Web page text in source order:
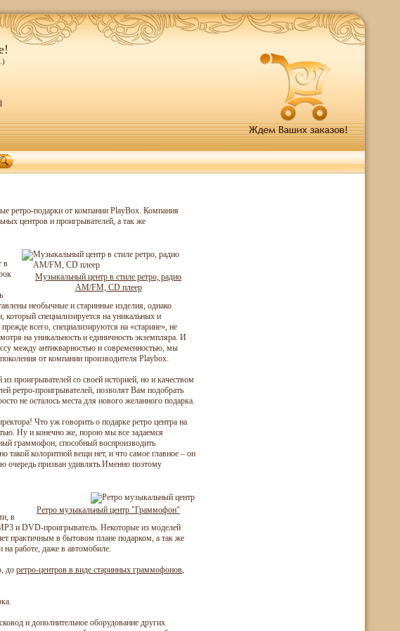
ретро-подарки от компании PlayBox. Компания
центров и проигрывателей, а так же
Музыкальный центр в стиле ретро, радио
AM/FM, CD плеер
в
необычные и старинные изделия, однако
который специализируется на уникальных и
всего, специализируются на «старине», не
на уникальность и единичность экземпляра. И
между антикварностью и современностью, мы
от компании производителя Playbox.
проигрывателей со своей историей, но и качеством
ретро-проигрывателей, позволят Вам подобрать
не осталось места для нового желанного подарка.
Что уж говорить о подарке ретро центра на
Ну и конечно же, порою мы все задаемся
граммофон, способный воспроизводить
такой колоритной вещи нет, и что самое главное – он
очередь призван удивлять.Именно поэтому
Ретро музыкальный центр "Граммофон"
в
и DVD-проигрыватель. Некоторые из моделей
практичным в бытовом плане подарком, а так же
работе, даже в автомобиле.
до ретро-центров в виде старинных граммофонов,
и дополнительное оборудование других